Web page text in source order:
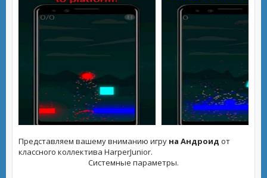
Представляем вашему вниманию игру на Андроид от
классного коллектива HarperJunior.
Системные параметры.